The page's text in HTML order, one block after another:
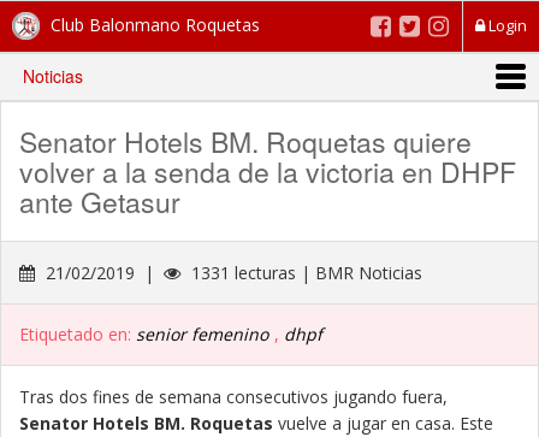
Login
Club Balonmano Roquetas
Noticias
Senator Hotels BM. Roquetas quiere
volver a la senda de la victoria en DHPF
ante Getasur
21/02/2019 | 1331 lecturas | BMR Noticias
Etiquetado en: senior femenino , dhpf
Tras dos fines de semana consecutivos jugando fuera,
Senator Hotels BM. Roquetas vuelve a jugar en casa. Este